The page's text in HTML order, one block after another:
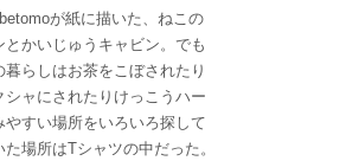
が紙に描いた、ねこの
とかいじゅうキャビン。でも
暮らしはお茶をこぼされたり
シャにされたりけっこうハー
やすい場所をいろいろ探して
た場所はTシャツの中だった。